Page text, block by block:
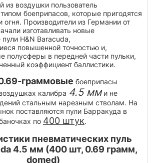
из воздушки пользователь
боеприпасов, которые пригодятся
Производители из Германии от
изготавливать новые
H&N Baracuda,
повышенной точностью и,
полусферы в передней части пульки,
коэффициент баллистики.
граммовые боеприпасы
калибра 4.5 мми не
стальным нарезным стволам. На
поставляются пули Барракуда в
по 400 штук.
пневматических пуль
4.5 мм (400 шт, 0.69 грамм,
domed)